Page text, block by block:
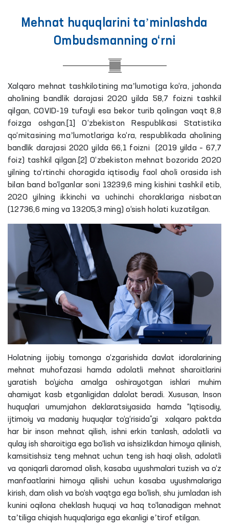
Mehnat huquqlarini taʼminlashda
Ombudsmanning o‘rni
Xalqaro mehnat tashkilotining maʼlumotiga ko‘ra, jahonda
aholining bandlik darajasi 2020 yilda 58,7 foizni tashkil
qilgan, COVID-19 tufayli esa bekor turib qolingan vaqt 8,8
foizga oshgan.[1] O‘zbekiston Respublikasi Statistika
qo‘mitasining maʼlumotlariga ko‘ra, respublikada aholining
bandlik darajasi 2020 yilda 66,1 foizni (2019 yilda – 67,7
foiz) tashkil qilgan.[2] O‘zbekiston mehnat bozorida 2020
yilning to‘rtinchi choragida iqtisodiy faol aholi orasida ish
bilan band bo‘lganlar soni 13239,6 ming kishini tashkil etib,
2020 yilning ikkinchi va uchinchi choraklariga nisbatan
(12736,6 ming va 13205,3 ming) o‘sish holati kuzatilgan.
Holatning ijobiy tomonga o‘zgarishida davlat idoralarining
mehnat muhofazasi hamda adolatli mehnat sharoitlarini
yaratish bo‘yicha amalga oshirayotgan ishlari muhim
ahamiyat kasb etganligidan dalolat beradi. Xususan, Inson
huquqlari umumjahon deklaratsiyasida hamda “Iqtisodiy,
ijtimoiy va madaniy huquqlar to‘g‘risida”gi xalqaro paktda
har bir inson mehnat qilish, ishni erkin tanlash, adolatli va
qulay ish sharoitiga ega bo‘lish va ishsizlikdan himoya qilinish,
kamsitishsiz teng mehnat uchun teng ish haqi olish, adolatli
va qoniqarli daromad olish, kasaba uyushmalari tuzish va o‘z
manfaatlarini himoya qilishi uchun kasaba uyushmalariga
kirish, dam olish va bo‘sh vaqtga ega bo‘lish, shu jumladan ish
kunini oqilona cheklash huquqi va haq to‘lanadigan mehnat
taʼtiliga chiqish huquqlariga ega ekanligi eʼtirof etilgan.